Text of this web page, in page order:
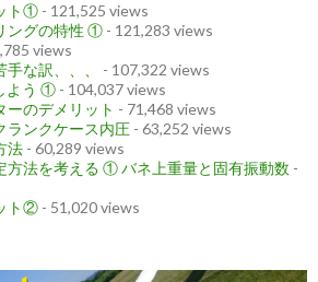
ト① - 121,525 views
ングの特性 ① - 121,283 views
views
な訳、、、
- 107,322 views
よう ① - 104,037 views
ーのデメリット - 71,468 views
ランクケース内圧 - 63,252 views
法 - 60,289 views
方法を考える ① バネ上重量と固有振動数 -
ト② - 51,020 views